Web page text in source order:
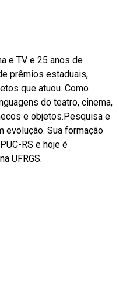
e TV e 25 anos de
prêmios estaduais,
que atuou. Como
do teatro, cinema,
e objetos.Pesquisa e
evolução. Sua formação
RS e hoje é
UFRGS.